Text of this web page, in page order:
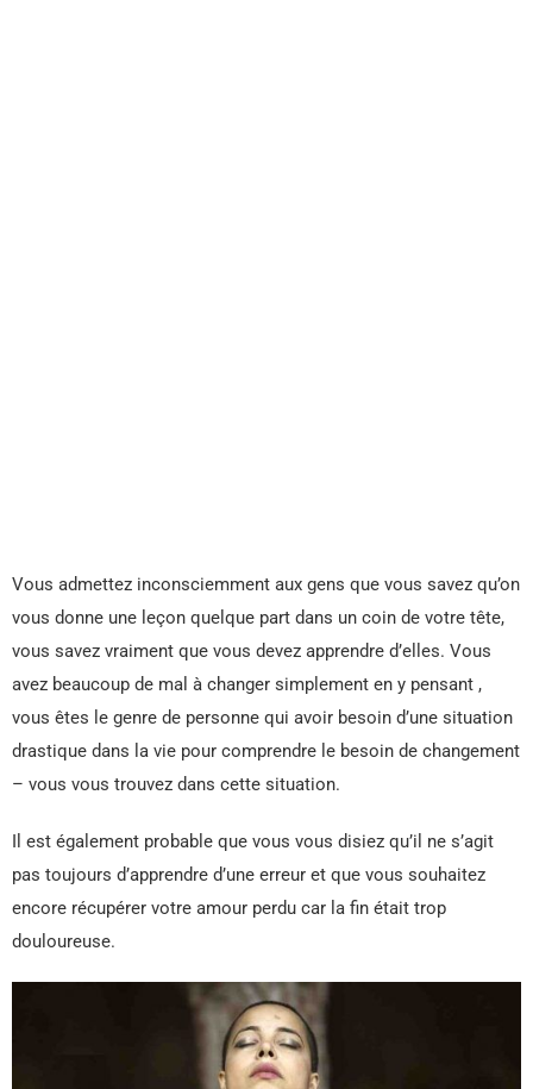
Vous admettez inconsciemment aux gens que vous savez qu’on
vous donne une leçon quelque part dans un coin de votre tête,
vous savez vraiment que vous devez apprendre d’elles. Vous
avez beaucoup de mal à changer simplement en y pensant ,
vous êtes le genre de personne qui avoir besoin d’une situation
drastique dans la vie pour comprendre le besoin de changement
– vous vous trouvez dans cette situation.
Il est également probable que vous vous disiez qu’il ne s’agit
pas toujours d’apprendre d’une erreur et que vous souhaitez
encore récupérer votre amour perdu car la fin était trop
douloureuse.